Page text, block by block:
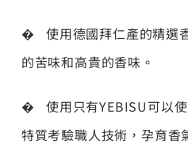
� 使用德國拜仁產的精選
的苦味和高貴的香味。
� 使用只有YEBISU可以使
特質考驗職人技術，孕育香